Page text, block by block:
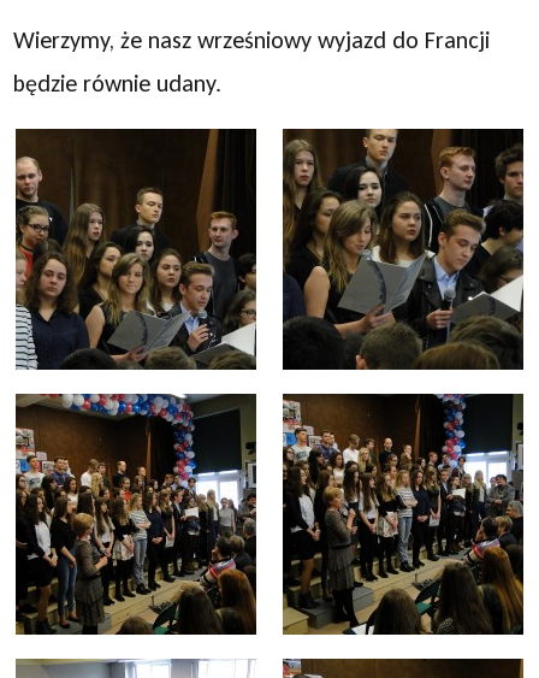
Wierzymy, że nasz wrześniowy wyjazd do Francji
będzie równie udany.